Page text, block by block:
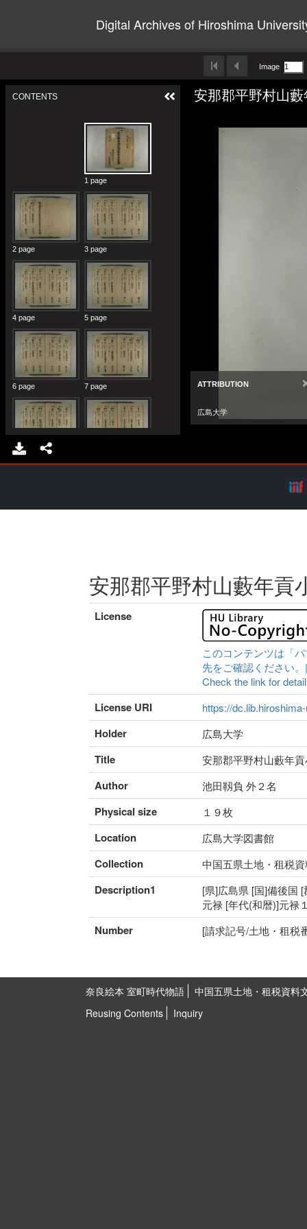
Digital Archives of Hiroshima
安那郡平野村山藪年貢
License
このコンテンツは「
先をご確認ください
Check the link for
License URI https://
Holder 広島大学
Title 安那郡平野村山藪年
Author 池田靱負 外２名
Physical size １９枚
Location 広島大学図書館
Collection 中国五県土地・租税
Description1
[県]広島県 [国]備後国
元禄 [年代(和暦)]元禄
Number [請求記号/土地・租税
奈良絵本 室町時代物語
中国五県土地・租税資料
Reusing Contents
Inquiry